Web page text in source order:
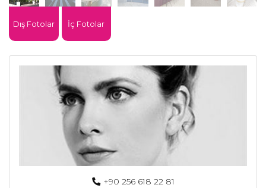
Dış Fotolar İç Fotolar
+90 256 618 22 81